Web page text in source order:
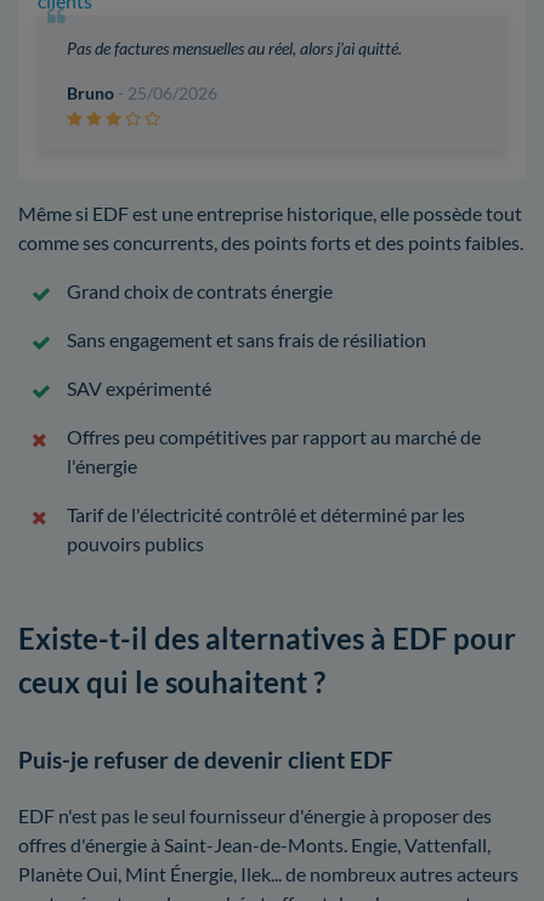
Pas de factures mensuelles au réel, alors j'ai quitté.
Bruno - 25/06/2026
Même si EDF est une entreprise historique, elle possède tout
comme ses concurrents, des points forts et des points faibles.
Grand choix de contrats énergie
Sans engagement et sans frais de résiliation
SAV expérimenté
Offres peu compétitives par rapport au marché de
l'énergie
Tarif de l'électricité contrôlé et déterminé par les
pouvoirs publics
Existe-t-il des alternatives à EDF pour
ceux qui le souhaitent ?
Puis-je refuser de devenir client EDF
EDF n'est pas le seul fournisseur d'énergie à proposer des
offres d'énergie à Saint-Jean-de-Monts. Engie, Vattenfall,
Planète Oui, Mint Énergie, Ilek... de nombreux autres acteurs